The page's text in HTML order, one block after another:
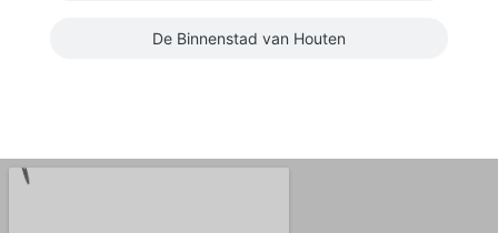
De Binnenstad van Houten